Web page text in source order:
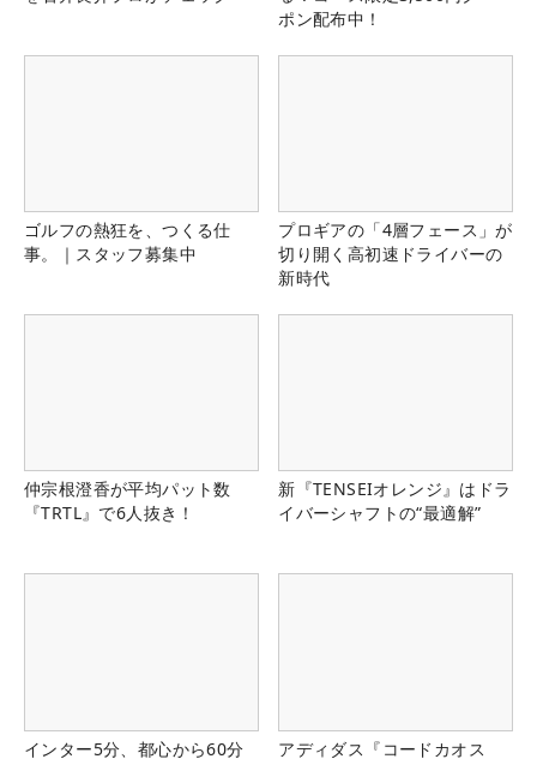
ポン配布中！
ゴルフの熱狂を、つくる仕
事。｜スタッフ募集中
プロギアの「4層フェース」が
切り開く高初速ドライバーの
新時代
仲宗根澄香が平均パット数
『TRTL』で6人抜き！
新『TENSEIオレンジ』はドラ
イバーシャフトの“最適解”
インター5分、都心から60分
アディダス『コードカオス